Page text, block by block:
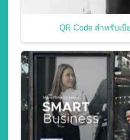
QR Code สำหรับเบี